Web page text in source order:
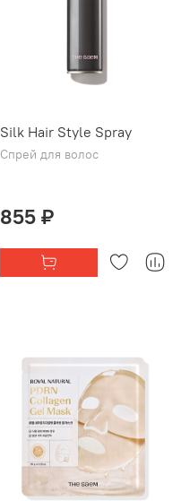
Silk Hair Style Spray
Спрей для волос
855 ₽